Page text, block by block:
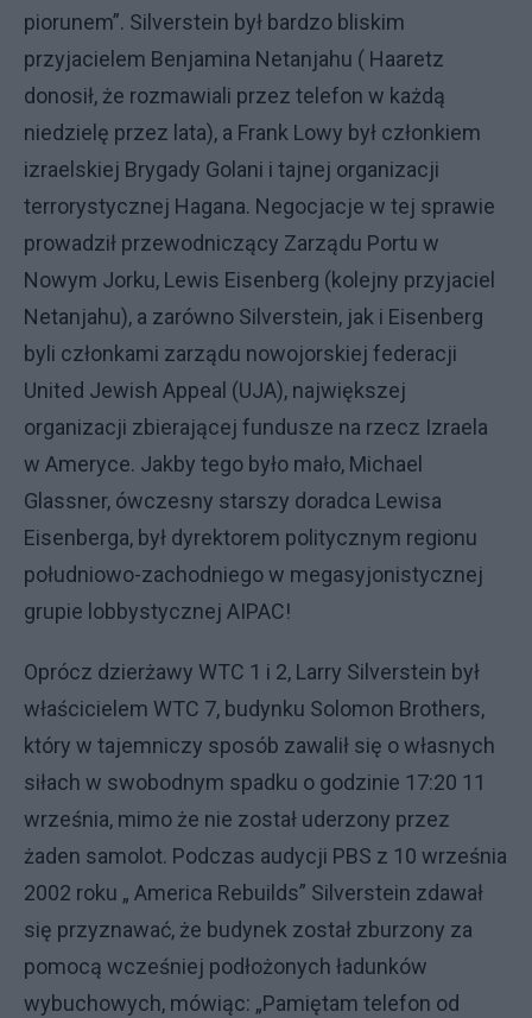
piorunem”. Silverstein był bardzo bliskim
przyjacielem Benjamina Netanjahu ( Haaretz
donosił, że rozmawiali przez telefon w każdą
niedzielę przez lata), a Frank Lowy był członkiem
izraelskiej Brygady Golani i tajnej organizacji
terrorystycznej Hagana. Negocjacje w tej sprawie
prowadził przewodniczący Zarządu Portu w
Nowym Jorku, Lewis Eisenberg (kolejny przyjaciel
Netanjahu), a zarówno Silverstein, jak i Eisenberg
byli członkami zarządu nowojorskiej federacji
United Jewish Appeal (UJA), największej
organizacji zbierającej fundusze na rzecz Izraela
w Ameryce. Jakby tego było mało, Michael
Glassner, ówczesny starszy doradca Lewisa
Eisenberga, był dyrektorem politycznym regionu
południowo-zachodniego w megasyjonistycznej
grupie lobbystycznej AIPAC!
Oprócz dzierżawy WTC 1 i 2, Larry Silverstein był
właścicielem WTC 7, budynku Solomon Brothers,
który w tajemniczy sposób zawalił się o własnych
siłach w swobodnym spadku o godzinie 17:20 11
września, mimo że nie został uderzony przez
żaden samolot. Podczas audycji PBS z 10 września
2002 roku „ America Rebuilds” Silverstein zdawał
się przyznawać, że budynek został zburzony za
pomocą wcześniej podłożonych ładunków
wybuchowych, mówiąc: „Pamiętam telefon od